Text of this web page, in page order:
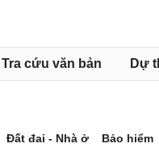
Tra cứu văn bản Dự
Đất đai - Nhà ở Bảo hiểm